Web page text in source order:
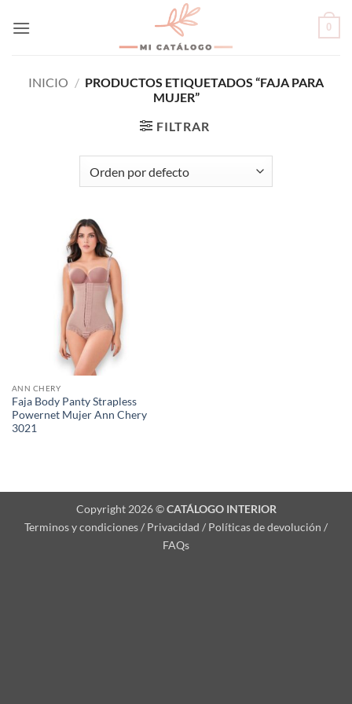
0
INICIO / PRODUCTOS ETIQUETADOS “FAJA PARA
MUJER”
FILTRAR
ANN CHERY
Faja Body Panty Strapless
Powernet Mujer Ann Chery
3021
Copyright 2026 ©CATÁLOGO INTERIOR
Terminos y condiciones / Privacidad / Políticas de devolución /
FAQs